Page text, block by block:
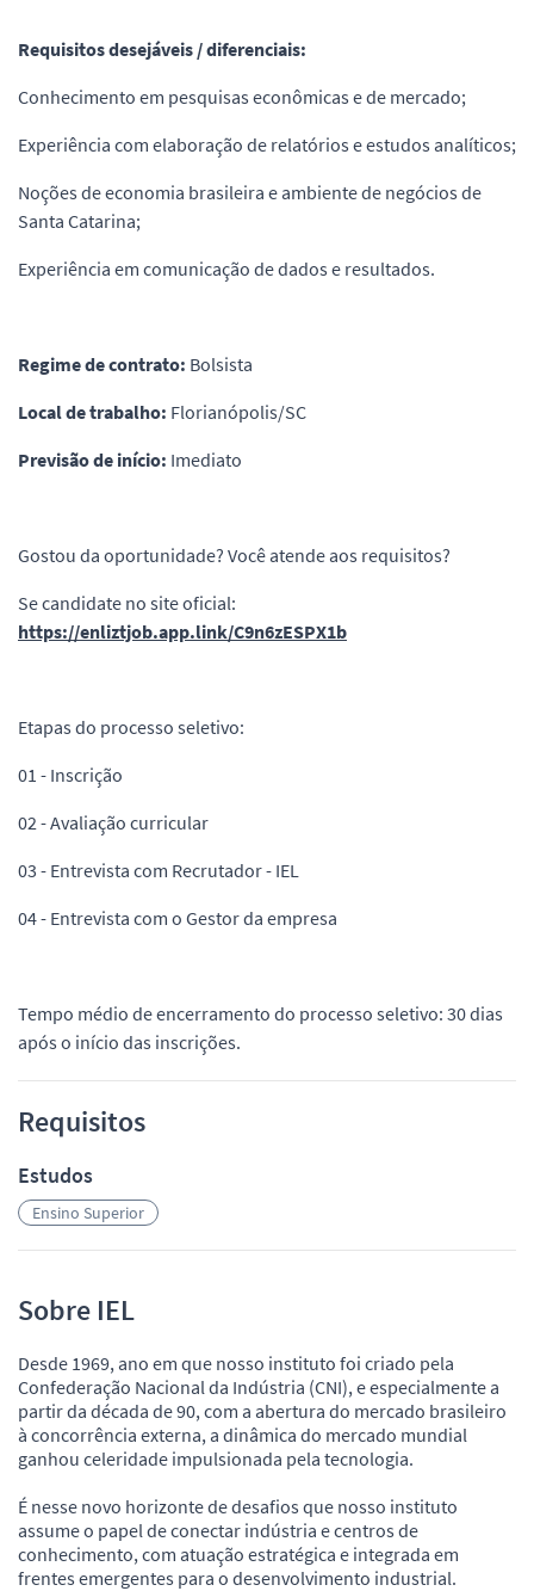
Requisitos desejáveis / diferenciais:
Conhecimento em pesquisas econômicas e de mercado;
Experiência com elaboração de relatórios e estudos analíticos;
Noções de economia brasileira e ambiente de negócios de
Santa Catarina;
Experiência em comunicação de dados e resultados.
Regime de contrato: Bolsista
Local de trabalho: Florianópolis/SC
Previsão de início: Imediato
Gostou da oportunidade? Você atende aos requisitos?
Se candidate no site oficial:
https://enliztjob.app.link/C9n6zESPX1b
Etapas do processo seletivo:
01 - Inscrição
02 - Avaliação curricular
03 - Entrevista com Recrutador - IEL
04 - Entrevista com o Gestor da empresa
Tempo médio de encerramento do processo seletivo: 30 dias
após o início das inscrições.
Requisitos
Estudos
Ensino Superior
Sobre IEL
Desde 1969, ano em que nosso instituto foi criado pela
Confederação Nacional da Indústria (CNI), e especialmente a
partir da década de 90, com a abertura do mercado brasileiro
à concorrência externa, a dinâmica do mercado mundial
ganhou celeridade impulsionada pela tecnologia.
É nesse novo horizonte de desafios que nosso instituto
assume o papel de conectar indústria e centros de
conhecimento, com atuação estratégica e integrada em
frentes emergentes para o desenvolvimento industrial.